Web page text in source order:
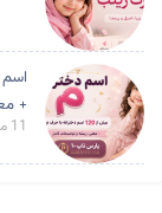
+
11 مرداد, 1405